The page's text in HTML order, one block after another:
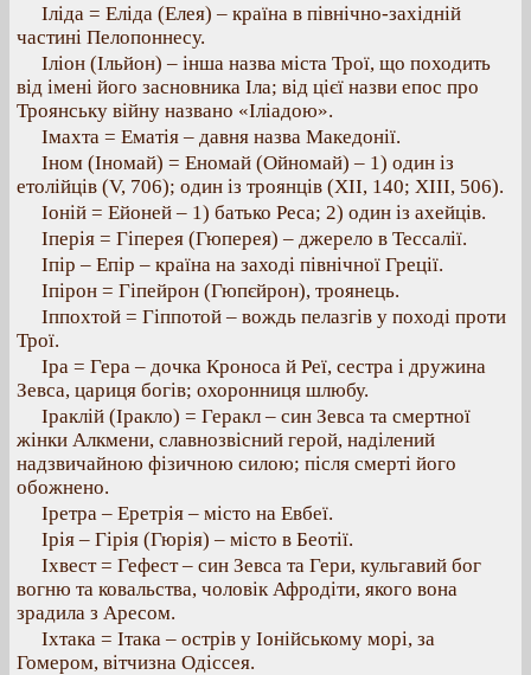
Іліда = Еліда (Елея) – країна в північно-західній
частині Пелопоннесу.
Іліон (Ільйон) – інша назва міста Трої, що походить
від імені його засновника Іла; від цієї назви епос про
Троянську війну названо «Іліадою».
Імахта = Ематія – давня назва Македонії.
Іном (Іномай) = Еномай (Ойномай) – 1) один із
етолійців (V, 706); один із троянців (XII, 140; XIII, 506).
Іоній = Ейоней – 1) батько Реса; 2) один із ахейців.
Іперія = Гіперея (Гюперея) – джерело в Тессалії.
Іпір – Епір – країна на заході північної Греції.
Іпірон = Гіпейрон (Гюпєйрон), троянець.
Іппохтой = Гіппотой – вождь пелазгів у поході проти
Трої.
Іра = Гера – дочка Кроноса й Реї, сестра і дружина
Зевса, цариця богів; охоронниця шлюбу.
Іраклій (Іракло) = Геракл – син Зевса та смертної
жінки Алкмени, славнозвісний герой, наділений
надзвичайною фізичною силою; після смерті його
обожнено.
Іретра – Еретрія – місто на Евбеї.
Ірія – Гірія (Гюрія) – місто в Беотії.
Іхвест = Гефест – син Зевса та Гери, кульгавий бог
вогню та ковальства, чоловік Афродіти, якого вона
зрадила з Аресом.
Іхтака = Ітака – острів у Іонійському морі, за
Гомером, вітчизна Одіссея.